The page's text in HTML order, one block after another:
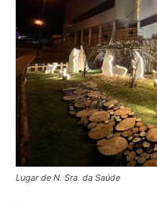
Lugar de N. Sra. da Saúde